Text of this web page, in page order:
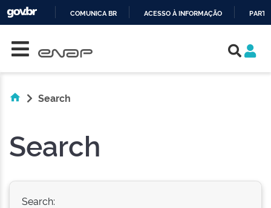
COMUNICA BR ACESSO À INFORMAÇÃO
Search
Search
Search: